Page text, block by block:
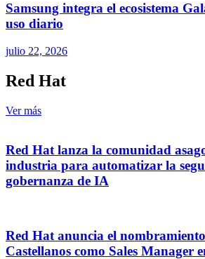
Samsung integra el ecosistema
uso diario
julio 22, 2026
Red Hat
Ver más
Red Hat lanza la comunidad
industria para automatizar la
gobernanza de IA
Red Hat anuncia el
Castellanos como Sales Manager